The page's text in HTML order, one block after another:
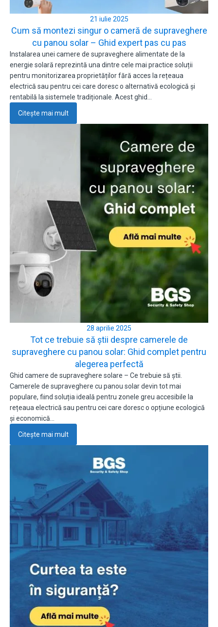
21 iulie 2025
Cum să montezi singur o cameră de supraveghere
cu panou solar – Ghid expert pas cu pas
Instalarea unei camere de supraveghere alimentate de la
energie solară reprezintă una dintre cele mai practice soluții
pentru monitorizarea proprietăților fără acces la rețeaua
electrică sau pentru cei care doresc o alternativă ecologică și
rentabilă la sistemele tradiționale. Acest ghid…
Citește mai mult
28 aprilie 2025
Tot ce trebuie să știi despre camerele de
supraveghere cu panou solar: Ghid complet pentru
alegerea perfectă
Ghid camere de supraveghere solare – Ce trebuie să știi.
Camerele de supraveghere cu panou solar devin tot mai
populare, fiind soluția ideală pentru zonele greu accesibile la
rețeaua electrică sau pentru cei care doresc o opțiune ecologică
și economică…
Citește mai mult